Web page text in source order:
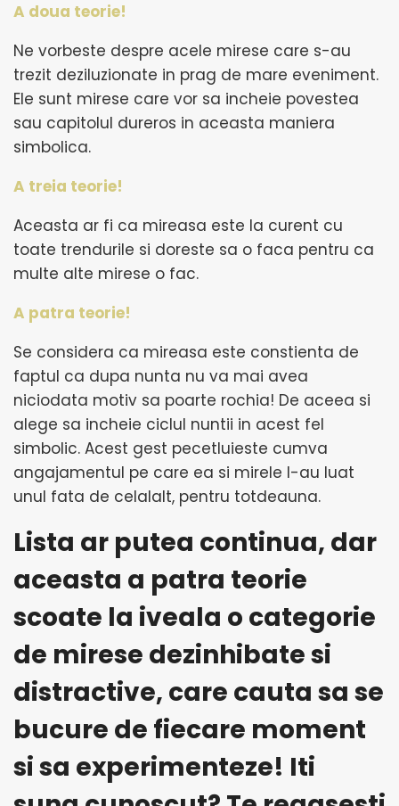
A doua teorie!
Ne vorbeste despre acele mirese care s-au
trezit deziluzionate in prag de mare eveniment.
Ele sunt mirese care vor sa incheie povestea
sau capitolul dureros in aceasta maniera
simbolica.
A treia teorie!
Aceasta ar fi ca mireasa este la curent cu
toate trendurile si doreste sa o faca pentru ca
multe alte mirese o fac.
A patra teorie!
Se considera ca mireasa este constienta de
faptul ca dupa nunta nu va mai avea
niciodata motiv sa poarte rochia! De aceea si
alege sa incheie ciclul nuntii in acest fel
simbolic. Acest gest pecetluieste cumva
angajamentul pe care ea si mirele l-au luat
unul fata de celalalt, pentru totdeauna.
Lista ar putea continua, dar
aceasta a patra teorie
scoate la iveala o categorie
de mirese dezinhibate si
distractive, care cauta sa se
bucure de fiecare moment
si sa experimenteze! Iti